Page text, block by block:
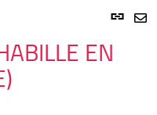
Lien
EN